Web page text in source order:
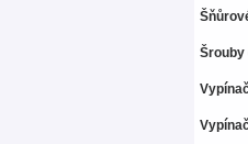
Šrouby